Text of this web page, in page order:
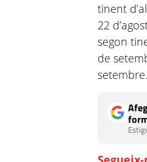
tinent
22
segon
de
setembre.